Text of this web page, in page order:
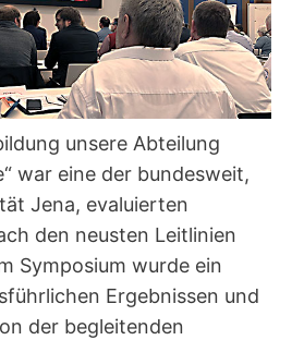
unsere Abteilung
war eine der bundesweit,
Jena, evaluierten
den neusten Leitlinien
Symposium wurde ein
Ergebnissen und
der begleitenden